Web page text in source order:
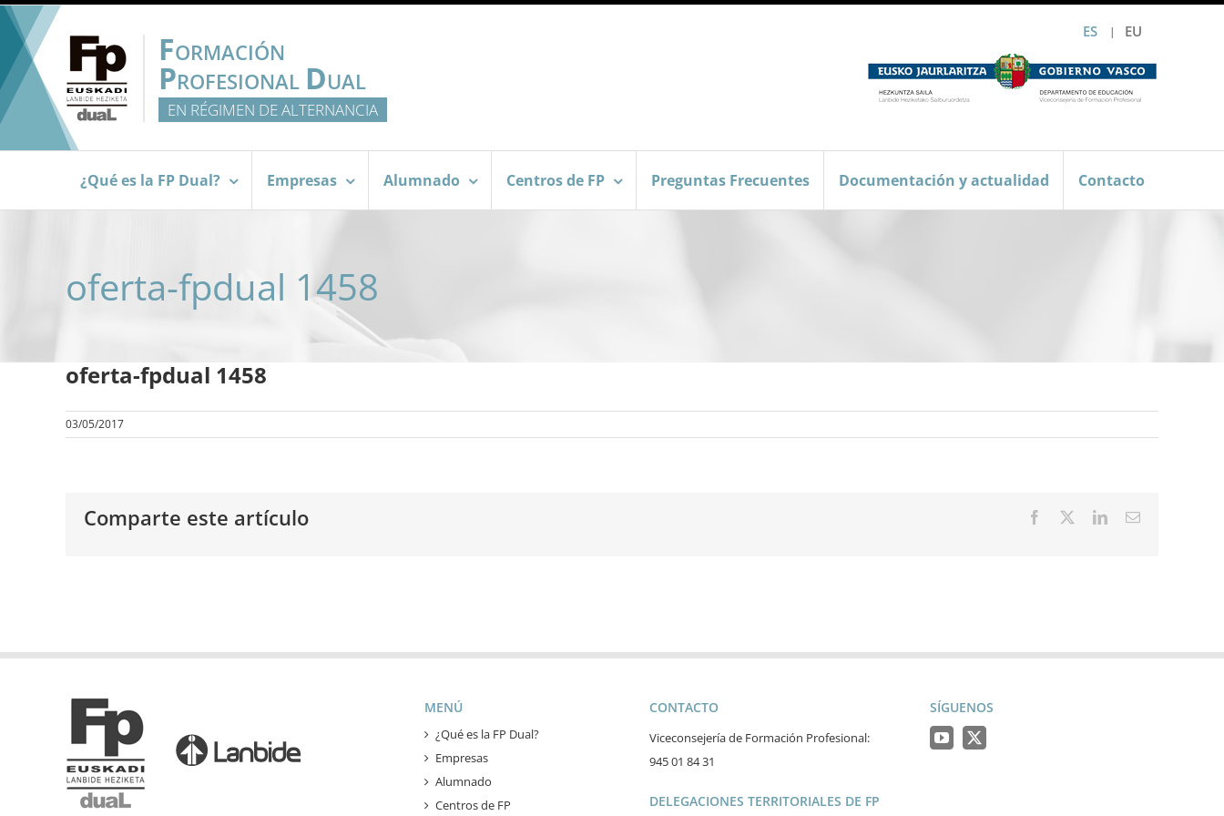
Saltar
contenido
ES EU
FORMACIÓN
PROFESIONAL DUAL
EN RÉGIMEN DE ALTERNANCIA
¿Qué es la FP Dual? Empresas Alumnado Centros de FP Preguntas Frecuentes Documentación y actualidad Contacto
oferta-fpdual 1458
oferta-fpdual 1458
03/05/2017
Comparte este artículo Facebook LinkedInCorreo
MENÚ
¿Qué es la FP Dual?
Empresas
Alumnado
Centros de FP
CONTACTO
Viceconsejería de Formación Profesional:
945 01 84 31
DELEGACIONES TERRITORIALES DE FP
SÍGUENOS